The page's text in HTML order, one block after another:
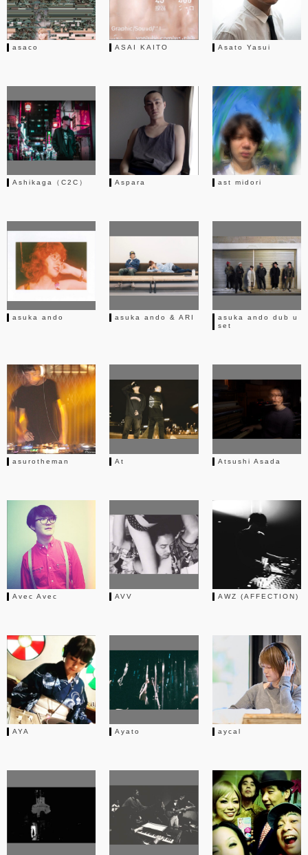
asaco ASAI KAITO Asato Yasui
Ashikaga（C2C） Aspara ast midori
asuka ando asuka ando & ARI
asuka ando dub u
set
asurotheman At Atsushi Asada
Avec Avec AVV AWZ (AFFECTION)
AYA Ayato aycal